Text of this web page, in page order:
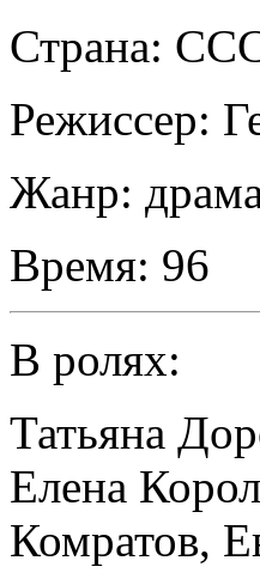
Страна:
Режиссер:
Жанр:
Время: 96
В ролях:
Татьяна
Елена
Комратов,